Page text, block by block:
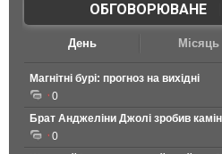
ОБГОВОРЮВАНЕ|
День Місяць
Магнітні бурі: прогноз на вихідні
0
Брат Анджеліни Джолі зробив
0